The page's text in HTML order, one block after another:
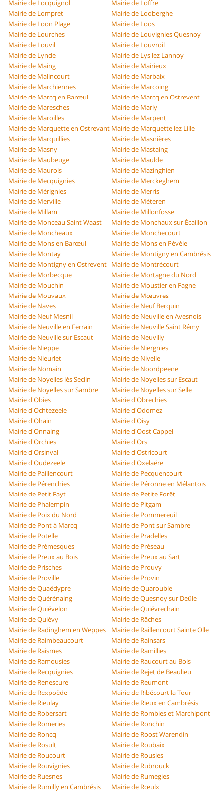
Mairie de Locquignol
Mairie de Loffre
Mairie de Lompret
Mairie de Looberghe
Mairie de Loon Plage
Mairie de Loos
Mairie de Lourches
Mairie de Louvignies Quesnoy
Mairie de Louvil
Mairie de Louvroil
Mairie de Lynde
Mairie de Lys lez Lannoy
Mairie de Maing
Mairie de Mairieux
Mairie de Malincourt
Mairie de Marbaix
Mairie de Marchiennes
Mairie de Marcoing
Mairie de Marcq en Barœul
Mairie de Marcq en Ostrevent
Mairie de Maresches
Mairie de Marly
Mairie de Maroilles
Mairie de Marpent
Mairie de Marquette en Ostrevant Mairie de Marquette lez Lille
Mairie de Marquillies
Mairie de Masnières
Mairie de Masny
Mairie de Mastaing
Mairie de Maubeuge
Mairie de Maulde
Mairie de Maurois
Mairie de Mazinghien
Mairie de Mecquignies
Mairie de Merckeghem
Mairie de Mérignies
Mairie de Merris
Mairie de Merville
Mairie de Méteren
Mairie de Millam
Mairie de Millonfosse
Mairie de Monceau Saint Waast
Mairie de Monchaux sur Écaillon
Mairie de Moncheaux
Mairie de Monchecourt
Mairie de Mons en Barœul
Mairie de Mons en Pévèle
Mairie de Montay
Mairie de Montigny en Cambrésis
Mairie de Montigny en Ostrevent
Mairie de Montrécourt
Mairie de Morbecque
Mairie de Mortagne du Nord
Mairie de Mouchin
Mairie de Moustier en Fagne
Mairie de Mouvaux
Mairie de Mœuvres
Mairie de Naves
Mairie de Neuf Berquin
Mairie de Neuf Mesnil
Mairie de Neuville en Avesnois
Mairie de Neuville en Ferrain
Mairie de Neuville Saint Rémy
Mairie de Neuville sur Escaut
Mairie de Neuvilly
Mairie de Nieppe
Mairie de Niergnies
Mairie de Nieurlet
Mairie de Nivelle
Mairie de Nomain
Mairie de Noordpeene
Mairie de Noyelles lès Seclin
Mairie de Noyelles sur Escaut
Mairie de Noyelles sur Sambre
Mairie de Noyelles sur Selle
Mairie d'Obies
Mairie d'Obrechies
Mairie d'Ochtezeele
Mairie d'Odomez
Mairie d'Ohain
Mairie d'Oisy
Mairie d'Onnaing
Mairie d'Oost Cappel
Mairie d'Orchies
Mairie d'Ors
Mairie d'Orsinval
Mairie d'Ostricourt
Mairie d'Oudezeele
Mairie d'Oxelaëre
Mairie de Paillencourt
Mairie de Pecquencourt
Mairie de Pérenchies
Mairie de Péronne en Mélantois
Mairie de Petit Fayt
Mairie de Petite Forêt
Mairie de Phalempin
Mairie de Pitgam
Mairie de Poix du Nord
Mairie de Pommereuil
Mairie de Pont à Marcq
Mairie de Pont sur Sambre
Mairie de Potelle
Mairie de Pradelles
Mairie de Prémesques
Mairie de Préseau
Mairie de Preux au Bois
Mairie de Preux au Sart
Mairie de Prisches
Mairie de Prouvy
Mairie de Proville
Mairie de Provin
Mairie de Quaëdypre
Mairie de Quarouble
Mairie de Quérénaing
Mairie de Quesnoy sur Deûle
Mairie de Quiévelon
Mairie de Quiévrechain
Mairie de Quiévy
Mairie de Râches
Mairie de Radinghem en Weppes
Mairie de Raillencourt Sainte Olle
Mairie de Raimbeaucourt
Mairie de Rainsars
Mairie de Raismes
Mairie de Ramillies
Mairie de Ramousies
Mairie de Raucourt au Bois
Mairie de Recquignies
Mairie de Rejet de Beaulieu
Mairie de Renescure
Mairie de Reumont
Mairie de Rexpoëde
Mairie de Ribécourt la Tour
Mairie de Rieulay
Mairie de Rieux en Cambrésis
Mairie de Robersart
Mairie de Rombies et Marchipont
Mairie de Romeries
Mairie de Ronchin
Mairie de Roncq
Mairie de Roost Warendin
Mairie de Rosult
Mairie de Roubaix
Mairie de Roucourt
Mairie de Rousies
Mairie de Rouvignies
Mairie de Rubrouck
Mairie de Ruesnes
Mairie de Rumegies
Mairie de Rumilly en Cambrésis
Mairie de Rœulx